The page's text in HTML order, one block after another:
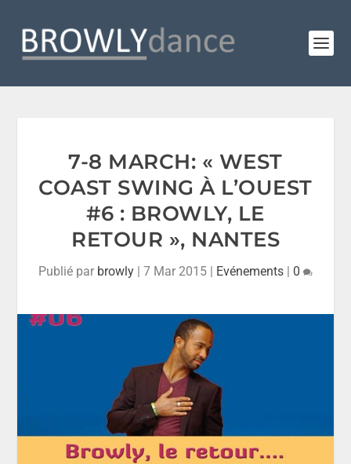
7-8 MARCH: « WEST
COAST SWING À L’OUEST
#6 : BROWLY, LE
RETOUR », NANTES
Publié par browly | 7 Mar 2015 | Evénements | 0